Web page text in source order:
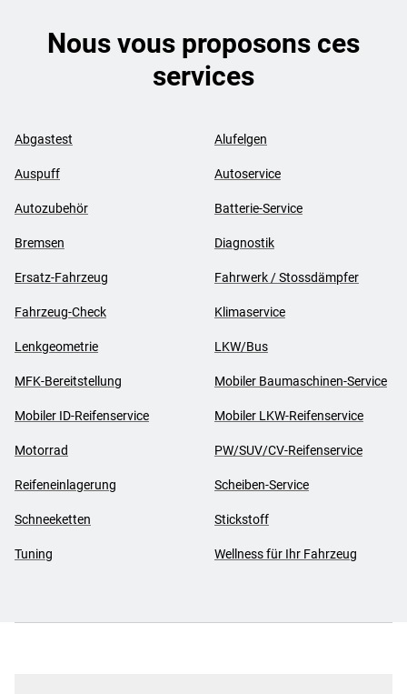
Nous vous proposons ces
services
Abgastest Alufelgen
Auspuff Autoservice
Autozubehör Batterie-Service
Bremsen Diagnostik
Ersatz-Fahrzeug Fahrwerk / Stossdämpfer
Fahrzeug-Check Klimaservice
Lenkgeometrie LKW/Bus
MFK-Bereitstellung Mobiler Baumaschinen-Service
Mobiler ID-Reifenservice Mobiler LKW-Reifenservice
Motorrad PW/SUV/CV-Reifenservice
Reifeneinlagerung Scheiben-Service
Schneeketten Stickstoff
Tuning Wellness für Ihr Fahrzeug